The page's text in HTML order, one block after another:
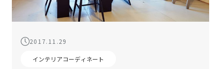
2017.11.29
インテリアコーディネート